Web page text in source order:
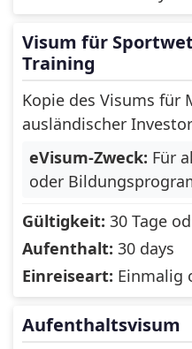
Indonesia
Ireland
Israel
Jamaica
Jersey
Kazakhstan
Kiribati
Kosovo
Visum für
Training
Kopie des Visums für
ausländischer
eVisum-Zweck: Für
oder
Gültigkeit: 30 Tage
Aufenthalt: 30 days
Einreiseart: Einmalig
Aufenthaltsvisum